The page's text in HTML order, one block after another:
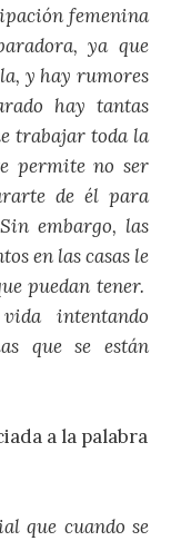
femenina
ya que
y hay rumores
hay tantas
trabajar toda la
permite no ser
de él para
embargo, las
en las casas le
puedan tener.
intentando
que se están
a la palabra
que cuando se